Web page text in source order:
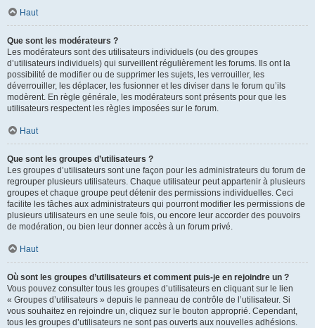
Haut
Que sont les modérateurs ?
Les modérateurs sont des utilisateurs individuels (ou des groupes
d’utilisateurs individuels) qui surveillent régulièrement les forums. Ils ont la
possibilité de modifier ou de supprimer les sujets, les verrouiller, les
déverrouiller, les déplacer, les fusionner et les diviser dans le forum qu’ils
modèrent. En règle générale, les modérateurs sont présents pour que les
utilisateurs respectent les règles imposées sur le forum.
Haut
Que sont les groupes d’utilisateurs ?
Les groupes d’utilisateurs sont une façon pour les administrateurs du forum de
regrouper plusieurs utilisateurs. Chaque utilisateur peut appartenir à plusieurs
groupes et chaque groupe peut détenir des permissions individuelles. Ceci
facilite les tâches aux administrateurs qui pourront modifier les permissions de
plusieurs utilisateurs en une seule fois, ou encore leur accorder des pouvoirs
de modération, ou bien leur donner accès à un forum privé.
Haut
Où sont les groupes d’utilisateurs et comment puis-je en rejoindre un ?
Vous pouvez consulter tous les groupes d’utilisateurs en cliquant sur le lien
« Groupes d’utilisateurs » depuis le panneau de contrôle de l’utilisateur. Si
vous souhaitez en rejoindre un, cliquez sur le bouton approprié. Cependant,
tous les groupes d’utilisateurs ne sont pas ouverts aux nouvelles adhésions.